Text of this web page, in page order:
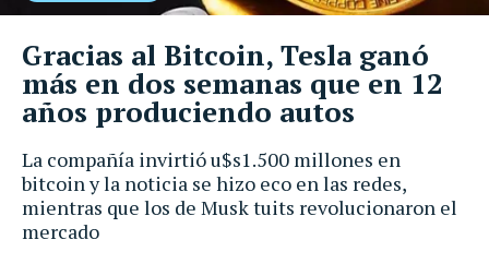
La compañía invirtió u$s1.500 millones en
bitcoin y la noticia se hizo eco en las redes,
mientras que los de Musk tuits revolucionaron el
mercado
Gracias al Bitcoin, Tesla ganó
más en dos semanas que en 12
años produciendo autos